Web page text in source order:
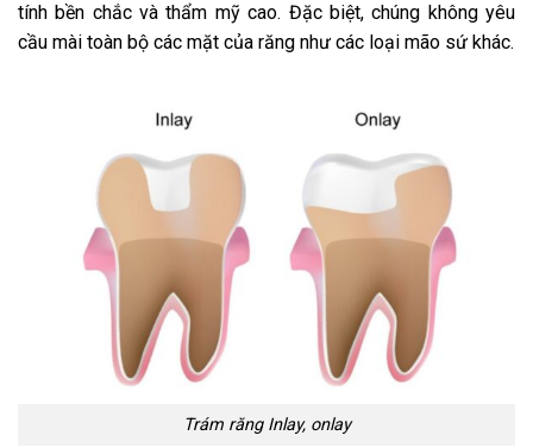
tính bền chắc và thẩm mỹ cao. Đặc biệt, chúng không yêu
cầu mài toàn bộ các mặt của răng như các loại mão sứ khác.
Trám răng Inlay, onlay